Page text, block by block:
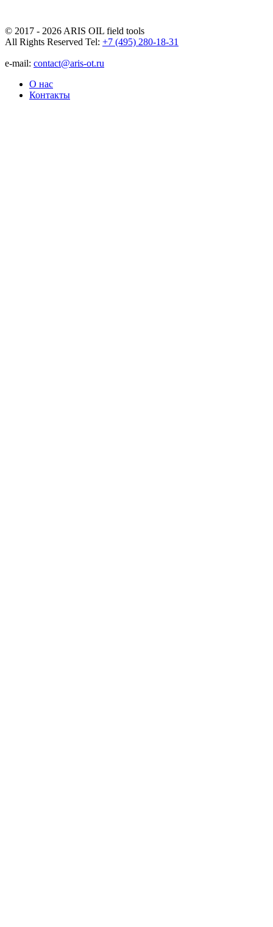
© 2017 - 2026 ARIS OIL field tools
All Rights Reserved Tel: +7 (495) 280-18-31
e-mail: contact@aris-ot.ru
О нас
Контакты